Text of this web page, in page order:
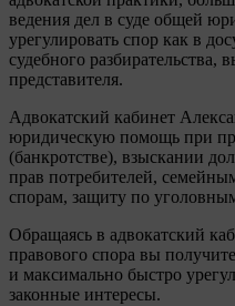
ведения дел в суде общей
урегулировать спор как в
судебного разбирательства,
представителя.
Адвокатский кабинет
юридическую помощь при
(банкротстве), взыскании
прав потребителей,
спорам, защиту по
Обращаясь в адвокатский
правового спора вы
и максимально быстро
законные интересы.